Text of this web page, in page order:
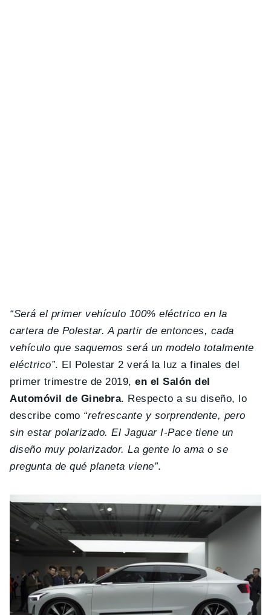
“Será el primer vehículo 100% eléctrico en la
cartera de Polestar. A partir de entonces, cada
vehículo que saquemos será un modelo totalmente
eléctrico”. El Polestar 2 verá la luz a finales del
primer trimestre de 2019, en el Salón del
Automóvil de Ginebra. Respecto a su diseño, lo
describe como “refrescante y sorprendente, pero
sin estar polarizado. El Jaguar I-Pace tiene un
diseño muy polarizador. La gente lo ama o se
pregunta de qué planeta viene”.